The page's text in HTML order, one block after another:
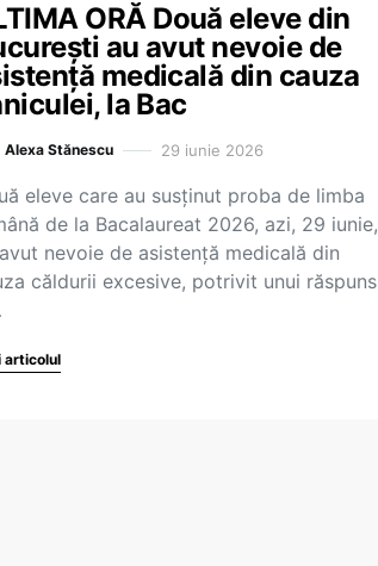
ORĂ Două eleve din
au avut nevoie de
medicală din cauza
la Bac
Alexa Stănescu 29 iunie 2026
eleve care au susținut proba de limba
de la Bacalaureat 2026, azi, 29 iunie,
nevoie de asistență medicală din
căldurii excesive, potrivit unui răspuns
articolul